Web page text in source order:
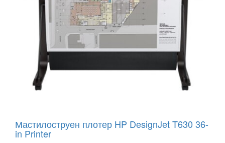
Мастилоструен плотер HP DesignJet T630 36-
in Printer